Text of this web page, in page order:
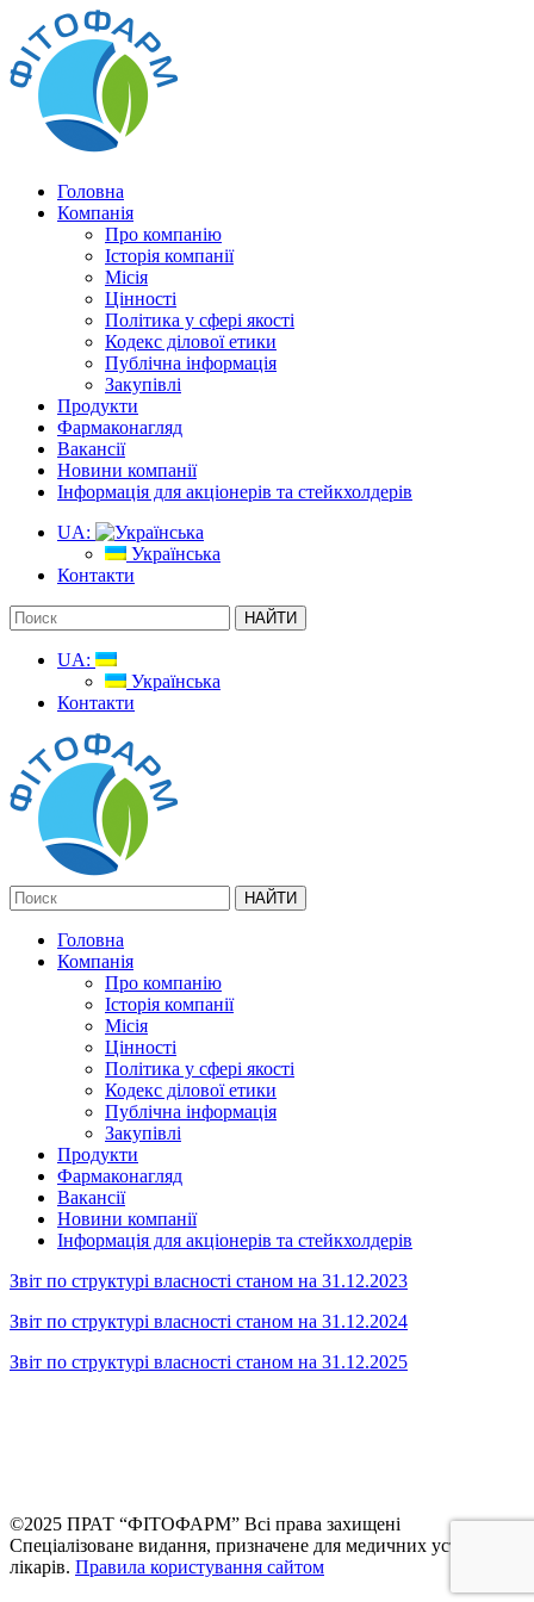
Головна
Компанія
Про компанію
Історія компанії
Місія
Цінності
Політика у сфері якості
Кодекс ділової етики
Публічна інформація
Закупівлі
Продукти
Фармаконагляд
Вакансії
Новини компанії
Інформація для акціонерів та стейкхолдерів
UA:
Українська
Контакти
UA:
Українська
Контакти
Головна
Компанія
Про компанію
Історія компанії
Місія
Цінності
Політика у сфері якості
Кодекс ділової етики
Публічна інформація
Закупівлі
Продукти
Фармаконагляд
Вакансії
Новини компанії
Інформація для акціонерів та стейкхолдерів
Звіт по структурі власності станом на 31.12.2023
Звіт по структурі власності станом на 31.12.2024
Звіт по структурі власності станом на 31.12.2025
©2025 ПРАТ “ФІТОФАРМ” Всi права захищенi
Спеціалізоване видання, призначене для медичних установ та
лікарів. Правила користування сайтом